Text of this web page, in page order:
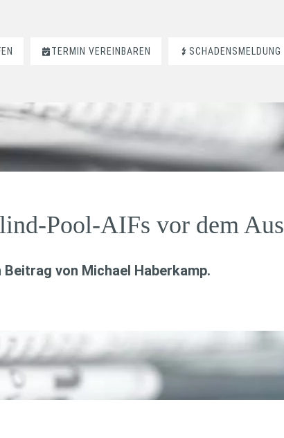
TERMIN VEREINBAREN SCHADENSMELDUNG
Pool-AIFs vor dem Aus
Beitrag von Michael Haberkamp.